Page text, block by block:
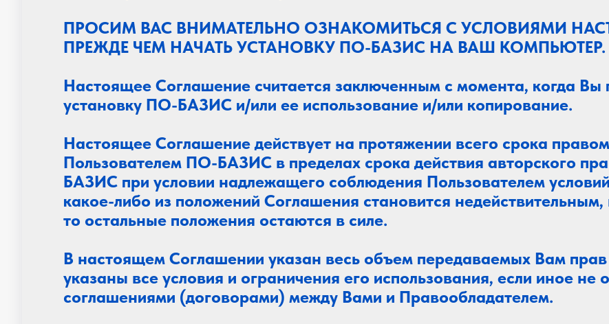
ПРОСИМ ВАС ВНИМАТЕЛЬНО ОЗНАКОМИТЬСЯ С УСЛОВИЯМИ
ПРЕЖДЕ ЧЕМ НАЧАТЬ УСТАНОВКУ ПО-БАЗИС НА ВАШ КОМПЬЮТЕР.
Настоящее Соглашение считается заключенным с момента, когда Вы
установку ПО-БАЗИС и/или ее использование и/или копирование.
Настоящее Соглашение действует на протяжении всего срока
Пользователем ПО-БАЗИС в пределах срока действия авторского
БАЗИС при условии надлежащего соблюдения Пользователем
какое-либо из положений Соглашения становится
то остальные положения остаются в силе.
В настоящем Соглашении указан весь объем передаваемых Вам
указаны все условия и ограничения его использования, если иное не
соглашениями (договорами) между Вами и Правообладателем.